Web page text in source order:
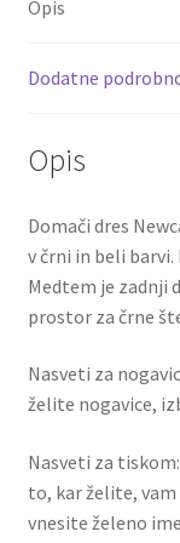
količina
k
Opis
Dodatne
Opis
Domači dres
v črni in beli
Medtem je zadnji
prostor za črne
Nasveti za
želite nogavice,
Nasveti za
to, kar želite,
vnesite želeno